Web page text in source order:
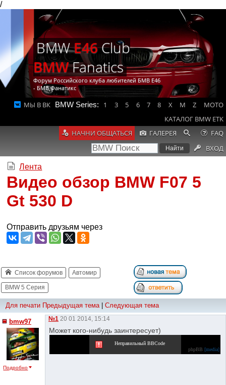
/
BMWE46Club
BMWFanatics
Форум Российского клуба любителей БМВ Е46
- БМВ Фанатикс
МЫ В ВК BMW Series: 1 3 5 6 7 8 X M Z
MOTO
КАТАЛОГ BMW ETK
НАЧНИ ОБЩАТЬСЯ
ГАЛЕРЕЯ
FAQ
ВХОД
Лента
Видео обзор BMW F07 5
Gt 530 D
Отправить друзьям через
Список форумов Автомир
BMW 5 Серия
Для печати Предыдущая тема| Следующая тема
bmw97
Подробно
№1 20 01 2014, 15:14
Может кого-нибудь заинтересует)
Неправильный BBCode
phpBB[media]